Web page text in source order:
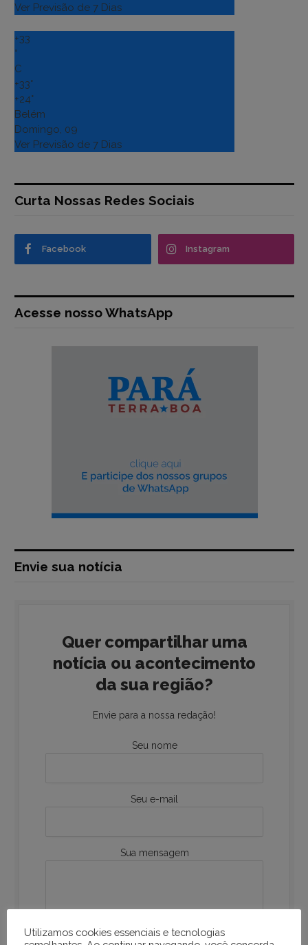
Ver Previsão de 7 Dias
+33
°
C
+33°
+24°
Belém
Domingo, 09
Ver Previsão de 7 Dias
Curta Nossas Redes Sociais
Facebook Instagram
Acesse nosso WhatsApp
Envie sua notícia
Quer compartilhar uma
notícia ou acontecimento
da sua região?
Envie para a nossa redação!
Seu nome
Seu e-mail
Sua mensagem
Utilizamos cookies essenciais e tecnologias